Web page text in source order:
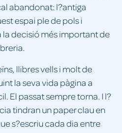
abandonat: l?antiga
espai ple de pols i
la decisió més important de
llibres vells i molt de
la seva vida pàgina a
El passat sempre torna. I l?
tindran un paper clau en
s?escriu cada dia entre